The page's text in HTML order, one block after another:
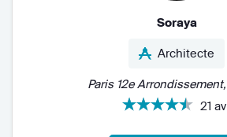
Soraya
Architecte
Paris 12e
21